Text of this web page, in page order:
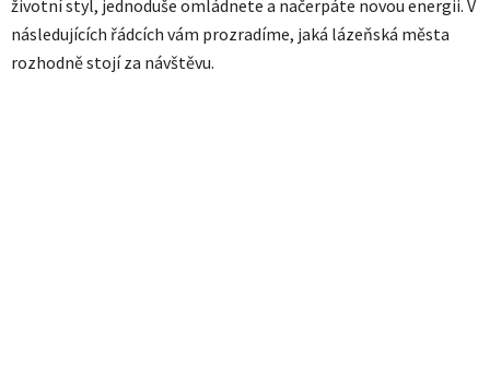
životní styl, jednoduše omládnete a načerpáte novou energii. V
následujících řádcích vám prozradíme, jaká lázeňská města
rozhodně stojí za návštěvu.